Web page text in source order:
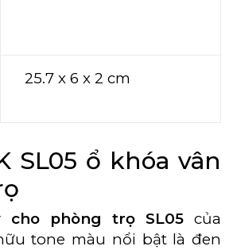
25.7 x 6 x 2 cm
SL05 ổ khóa vân
cho phòng trọ SL05 của
tone màu nổi bật là đen